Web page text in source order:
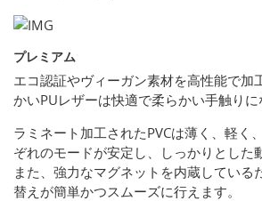
プレミアム
エコ認証やヴィーガン素材を高性能で加
かいPUレザーは快適で柔らかい手触りに
ラミネート加工されたPVCは薄く、軽く
ぞれのモードが安定し、しっかりとした
また、強力なマグネットを内蔵している
替えが簡単かつスムーズに行えます。